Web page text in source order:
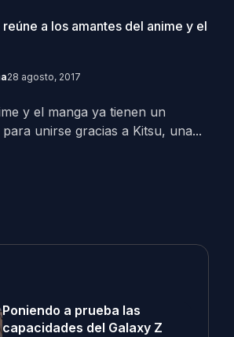
a los amantes del anime y el
28 agosto, 2017
y el manga ya tienen un
unirse gracias a Kitsu, una...
Poniendo a prueba las
capacidades del Galaxy Z